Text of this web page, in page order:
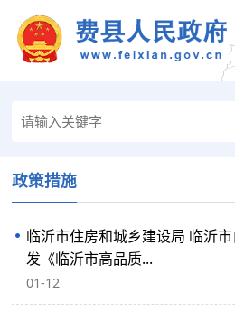
政策措施
临沂市住房和城乡建设局 临沂
发《临沂市高品质...
01-12